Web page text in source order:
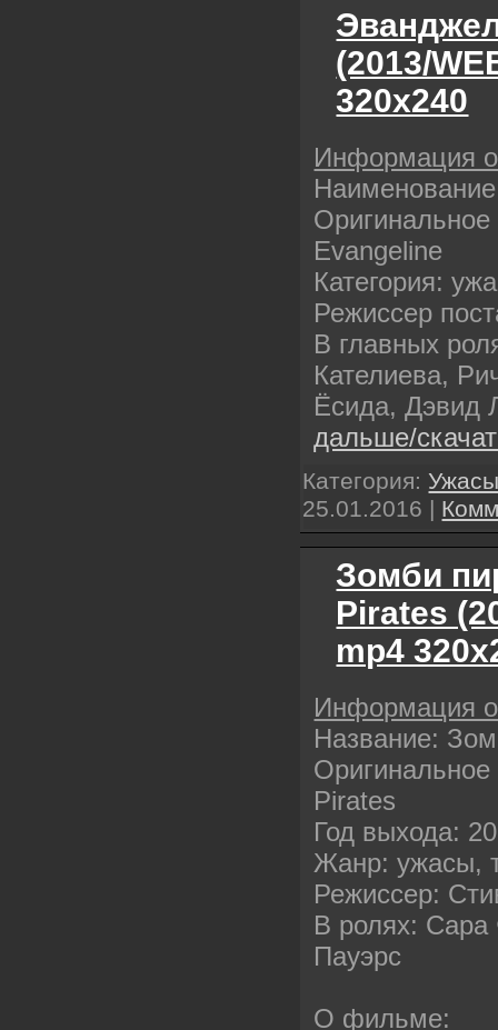
(2013/
320х240
Информация
Evangeline
Категория:
Режиссер
В главных
Кателиева,
Ёсида, Дэвид
дальше/
Категория:
25.01.2016 |
Зомби
Pirates
mp4
Информация
Название:
Pirates
Год выхода:
Жанр: ужасы,
Режиссер:
В ролях:
Пауэрс
О фильме: